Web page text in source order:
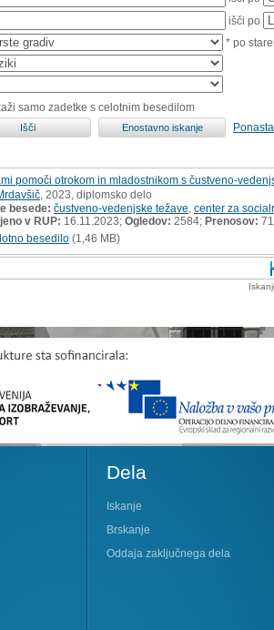
išči po
* po
samo zadetke s celotnim besedilom
pomoči otrokom in mladostnikom s čustveno-
, 2023, diplomsko delo
besede: čustveno-vedenjske težave center za
v RUP: 16.11.2023; Ogledov: 2584; Prenosov: 71
besedilo (1,46 MB)
Dela
Iskanje
Brskanje
Oddaja zaključnega dela